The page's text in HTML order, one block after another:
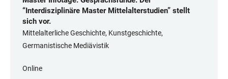
“Interdisziplinäre Master Mittelalterstudien” stellt
sich vor.
Mittelalterliche Geschichte, Kunstgeschichte,
Germanistische Mediävistik
Online